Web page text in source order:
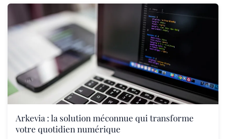
Arkevia : la solution méconnue qui transforme
votre quotidien numérique